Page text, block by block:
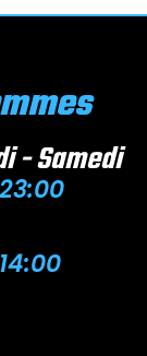
- Samedi